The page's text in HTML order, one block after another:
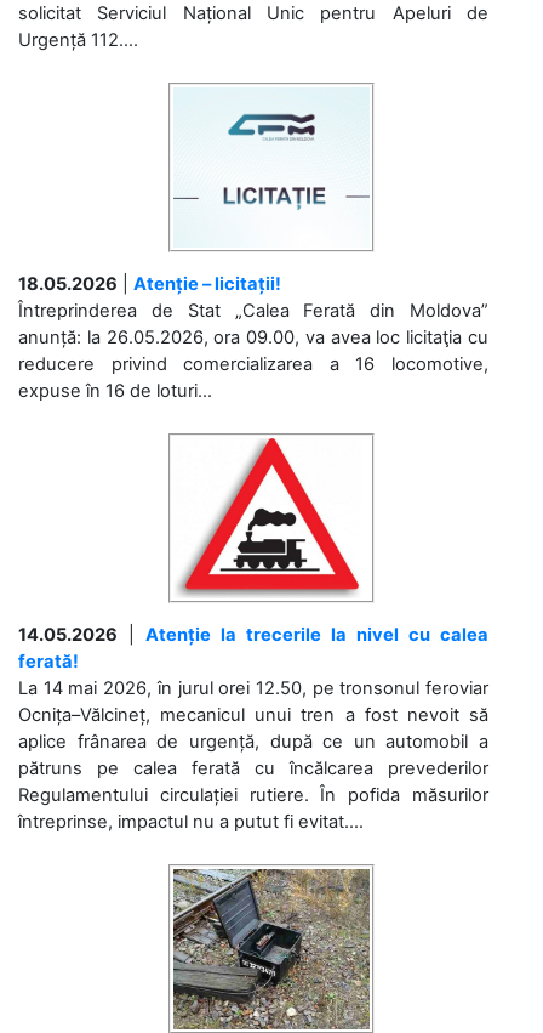
solicitat Serviciul Național Unic pentru Apeluri de
Urgență 112....
18.05.2026
Atenție – licitații!
Întreprinderea de Stat „Calea Ferată din Moldova”
anunță: la 26.05.2026, ora 09.00, va avea loc licitaţia cu
reducere privind comercializarea a 16 locomotive,
expuse în 16 de loturi...
14.05.2026
Atenție la trecerile la nivel cu calea
ferată!
La 14 mai 2026, în jurul orei 12.50, pe tronsonul feroviar
Ocnița–Vălcineț, mecanicul unui tren a fost nevoit să
aplice frânarea de urgență, după ce un automobil a
pătruns pe calea ferată cu încălcarea prevederilor
Regulamentului circulației rutiere. În pofida măsurilor
întreprinse, impactul nu a putut fi evitat....